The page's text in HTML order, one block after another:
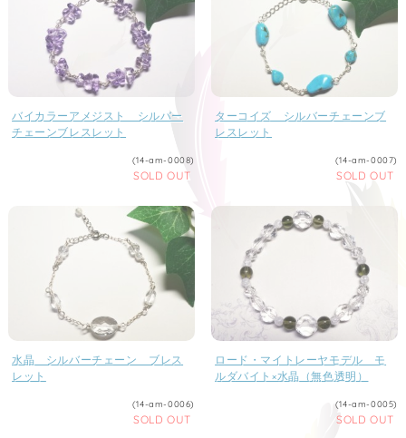
バイカラーアメジスト シルバー
チェーンブレスレット
(14-am-0008)
SOLD OUT
ターコイズ シルバーチェーンブ
レスレット
(14-am-0007)
SOLD OUT
水晶 シルバーチェーン ブレス
レット
(14-am-0006)
SOLD OUT
ロード・マイトレーヤモデル モ
ルダバイト×水晶（無色透明）
(14-am-0005)
SOLD OUT